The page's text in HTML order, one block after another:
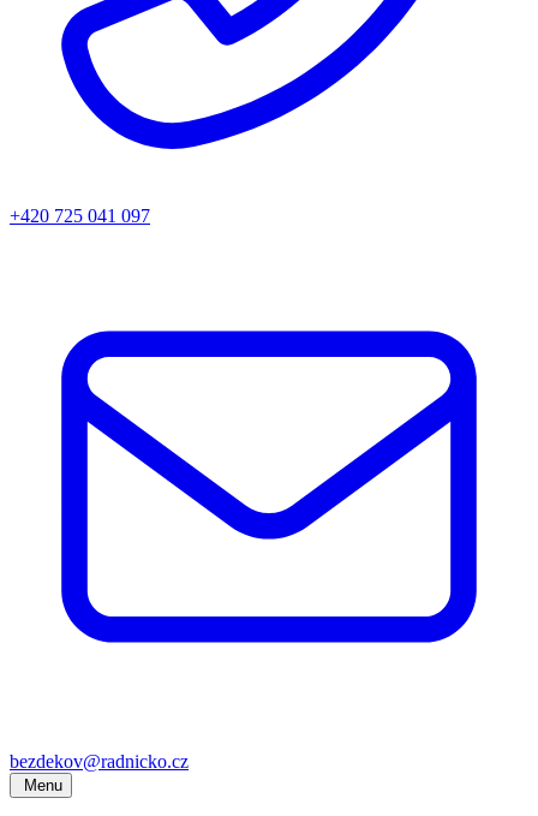
+420 725 041 097
bezdekov@radnicko.cz
Menu